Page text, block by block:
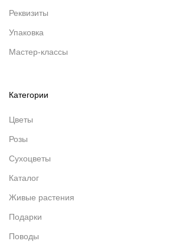
Реквизиты
Упаковка
Мастер-классы
Категории
Цветы
Розы
Сухоцветы
Каталог
Живые растения
Подарки
Поводы